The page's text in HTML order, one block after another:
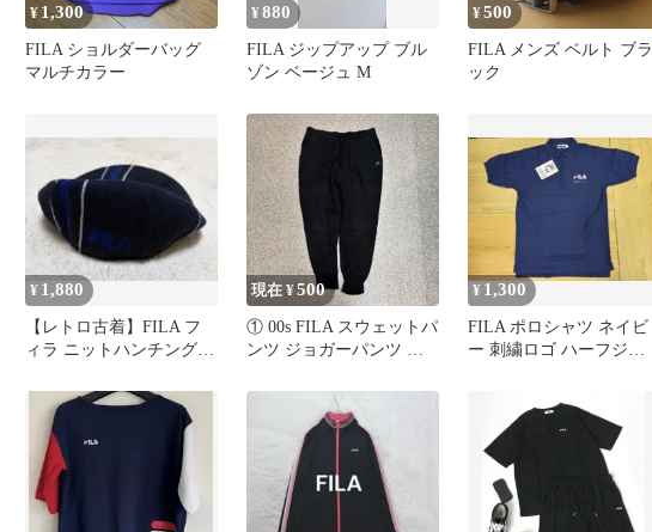
¥ 1,300
FILA ショルダーバッグ
マルチカラー
¥880
FILA ジップアップ ブル
ゾン ベージュ M
¥500
FILA メンズ ベルト ブラ
ック
¥ 1,880
【レトロ古着】FILA フ
ィラ ニットハンチング
ー
現在 ¥500
① 00s FILA スウェットパ
ンツ ジョガーパンツ ブ
¥ 1,300
FILA ポロシャツ ネイビ
ー 刺繍ロゴ ハーフジッ